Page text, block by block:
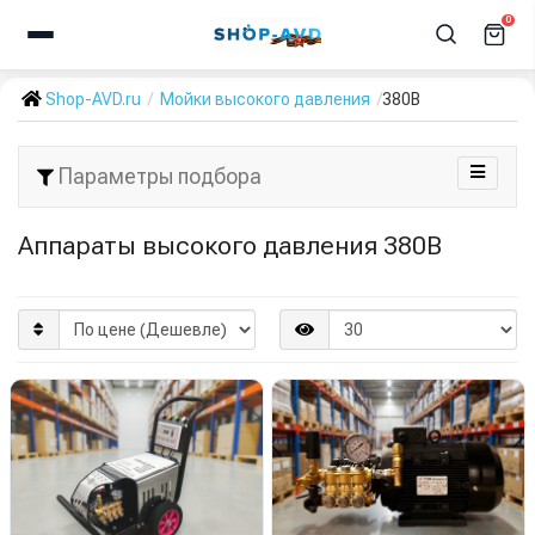
0
Shop-AVD.ru Мойки высокого давления 380В
Параметры подбора
Аппараты высокого давления 380В